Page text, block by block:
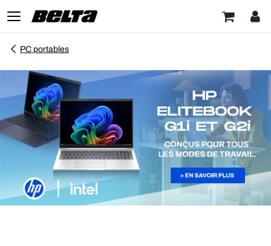
PC portables